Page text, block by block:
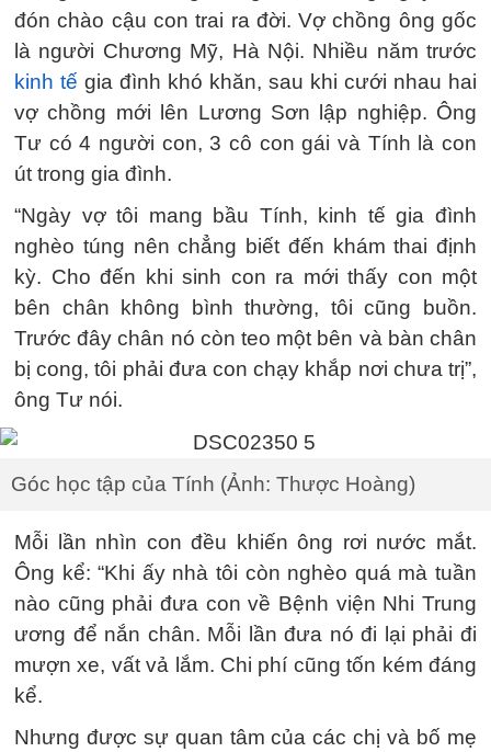
đón chào cậu con trai ra đời. Vợ chồng ông gốc
là người Chương Mỹ, Hà Nội. Nhiều năm trước
kinh tế gia đình khó khăn, sau khi cưới nhau hai
vợ chồng mới lên Lương Sơn lập nghiệp. Ông
Tư có 4 người con, 3 cô con gái và Tính là con
út trong gia đình.
“Ngày vợ tôi mang bầu Tính, kinh tế gia đình
nghèo túng nên chẳng biết đến khám thai định
kỳ. Cho đến khi sinh con ra mới thấy con một
bên chân không bình thường, tôi cũng buồn.
Trước đây chân nó còn teo một bên và bàn chân
bị cong, tôi phải đưa con chạy khắp nơi chưa trị”,
ông Tư nói.
Góc học tập của Tính (Ảnh: Thược Hoàng)
Mỗi lần nhìn con đều khiến ông rơi nước mắt.
Ông kể: “Khi ấy nhà tôi còn nghèo quá mà tuần
nào cũng phải đưa con về Bệnh viện Nhi Trung
ương để nắn chân. Mỗi lần đưa nó đi lại phải đi
mượn xe, vất vả lắm. Chi phí cũng tốn kém đáng
kể.
Nhưng được sự quan tâm của các chị và bố mẹ